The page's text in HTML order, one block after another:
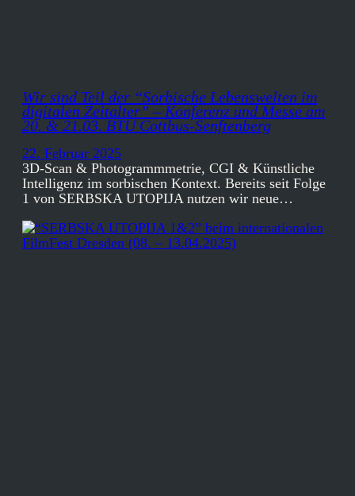
Wir sind Teil der “Sorbische Lebenswelten im
digitalen Zeitalter” – Konferenz und Messe am
20. & 21.03. BTU Cottbus-Senftenberg
22. Februar 2025
3D-Scan & Photogrammmetrie, CGI & Künstliche
Intelligenz im sorbischen Kontext. Bereits seit Folge
1 von SERBSKA UTOPIJA nutzen wir neue…